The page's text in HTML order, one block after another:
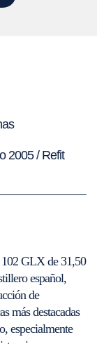
2005 / Refit
GLX de 31,50
español,
de
más destacadas
especialmente